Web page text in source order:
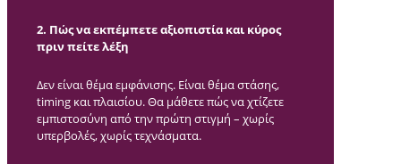
2. Πώς να εκπέμπετε αξιοπιστία και κύρος
πριν πείτε λέξη
Δεν είναι θέμα εμφάνισης. Είναι θέμα στάσης,
timing και πλαισίου. Θα μάθετε πώς να χτίζετε
εμπιστοσύνη από την πρώτη στιγμή – χωρίς
υπερβολές, χωρίς τεχνάσματα.